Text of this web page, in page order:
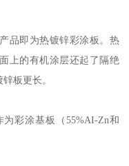
品即为热镀锌彩涂板。热
上的有机涂层还起了隔绝
板更长。
彩涂基板（55%AI-Zn和